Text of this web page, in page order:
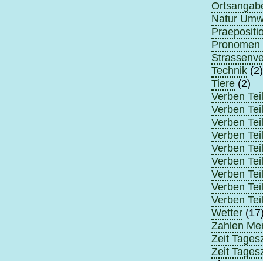
Natur
Technik (2)
Tiere (2)
Verben
Verben
Verben
Verben
Verben
Verben
Verben
Verben
Verben
Wetter
Zahlen
Zeit
Zeit